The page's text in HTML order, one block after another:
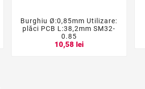
  
Burghiu Ø:0,85mm Utilizare:
plăci PCB L:38,2mm SM32-
0.85
10,58 lei